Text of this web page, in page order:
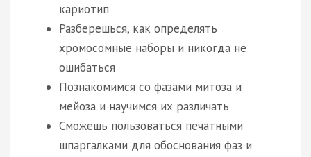
кариотип
Разберешься, как определять
хромосомные наборы и никогда не
ошибаться
Познакомимся со фазами митоза и
мейоза и научимся их различать
Сможешь пользоваться печатными
шпаргалками для обоснования фаз и